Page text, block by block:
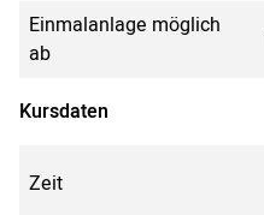
Einmalanlage möglich
ab
Kursdaten
Zeit